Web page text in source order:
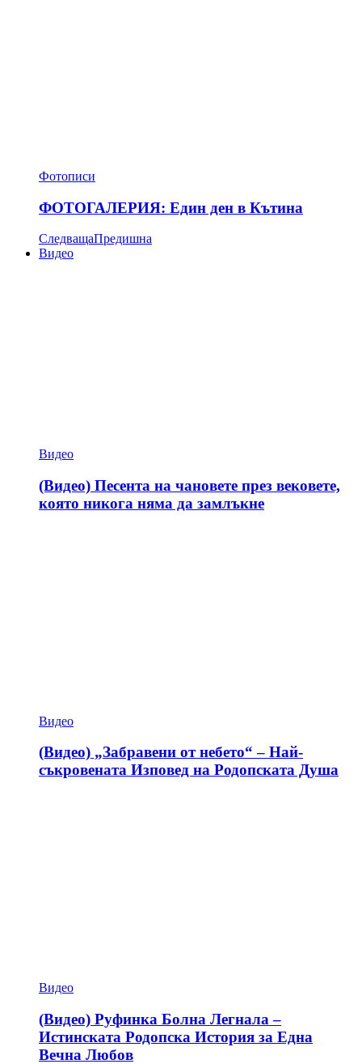
Фотописи
ФОТОГАЛЕРИЯ: Един ден в Кътина
СледващаПредишна
Видео
Видео
(Видео) Песента на чановете през вековете,
която никога няма да замлъкне
Видео
(Видео) „Забравени от небето“ – Най-
съкровената Изповед на Родопската Душа
Видео
(Видео) Руфинка Болна Легнала –
Истинската Родопска История за Една
Вечна Любов